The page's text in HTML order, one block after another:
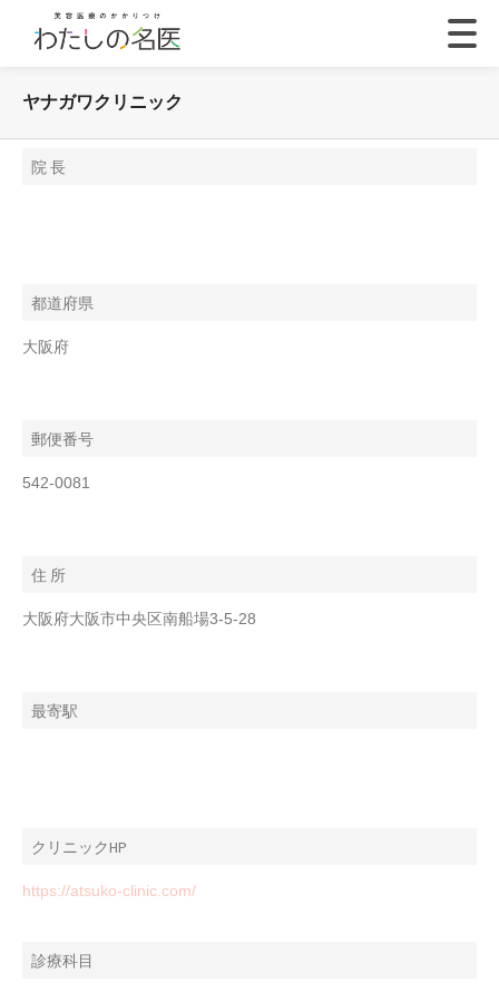
ヤナガワクリニック
院 長
都道府県
大阪府
郵便番号
542-0081
住 所
大阪府大阪市中央区南船場3-5-28
最寄駅
クリニックHP
https://atsuko-clinic.com/
診療科目